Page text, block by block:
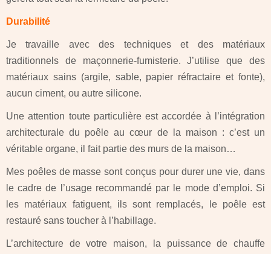
Durabilité
Je travaille avec des techniques et des matériaux
traditionnels de maçonnerie-fumisterie. J’utilise que des
matériaux sains (argile, sable, papier réfractaire et fonte),
aucun ciment, ou autre silicone.
Une attention toute particulière est accordée à l’intégration
architecturale du poêle au cœur de la maison : c’est un
véritable organe, il fait partie des murs de la maison…
Mes poêles de masse sont conçus pour durer une vie, dans
le cadre de l’usage recommandé par le mode d’emploi. Si
les matériaux fatiguent, ils sont remplacés, le poêle est
restauré sans toucher à l’habillage.
L’architecture de votre maison, la puissance de chauffe